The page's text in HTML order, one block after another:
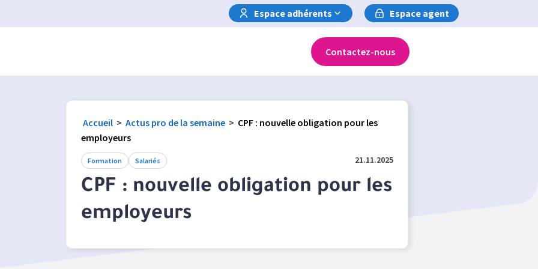
Espace adhérents
Espace agent
Contactez-nous
Accueil > Actus pro de la semaine > CPF : nouvelle obligation pour les
employeurs
Formation Salariés 21.11.2025
CPF : nouvelle obligation pour les
employeurs